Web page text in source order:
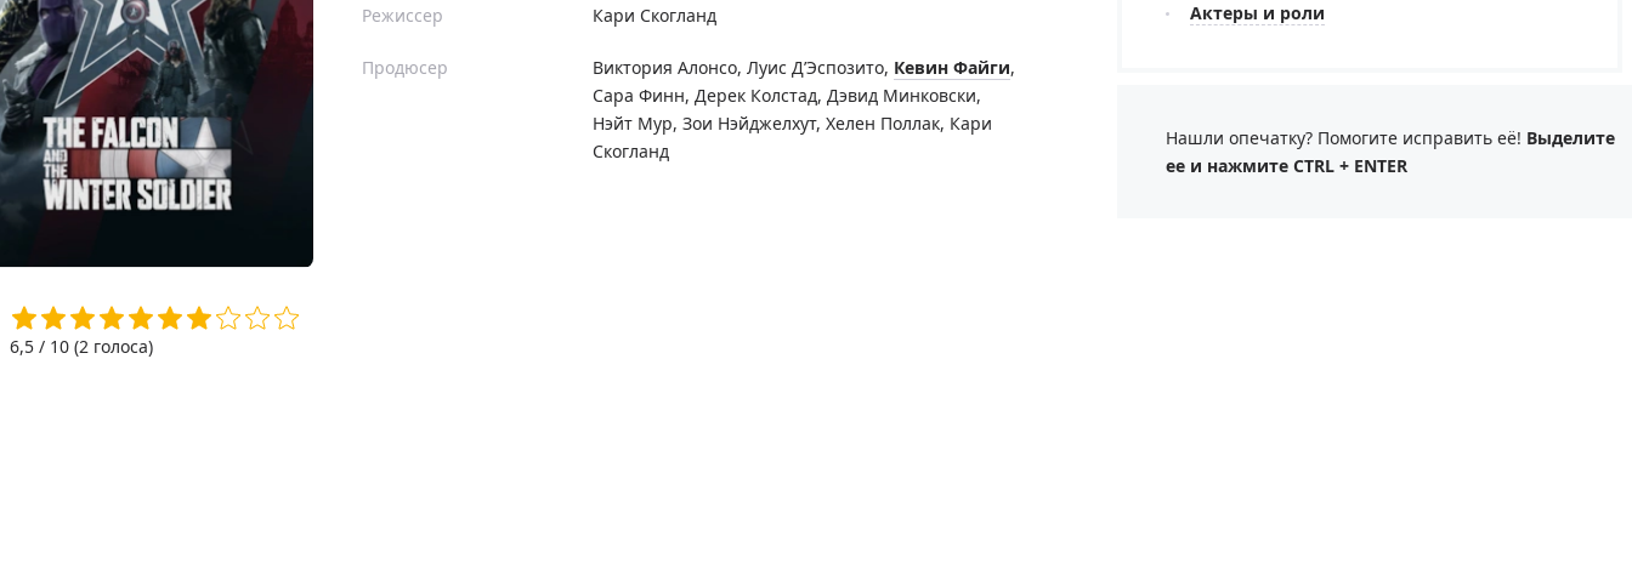
6,5 / 10 (2 голоса)
Режиссер Кари Скогланд
Продюсер Виктория Алонсо, Луис Д’Эспозито, Кевин Файги,
Сара Финн, Дерек Колстад, Дэвид Минковски,
Нэйт Мур, Зои Нэйджелхут, Хелен Поллак, Кари
Скогланд
Актеры и роли
Нашли опечатку? Помогите исправить её! Выделите
ее и нажмите CTRL + ENTER